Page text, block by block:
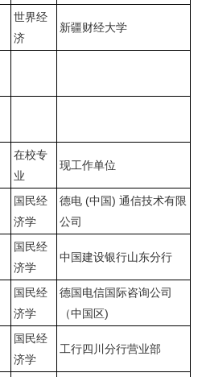
世界经
济
新疆财经大学
在校专
业
现工作单位
国民经
济学
德电 (中国) 通信技术有限
公司
国民经
济学
中国建设银行山东分行
国民经
济学
德国电信国际咨询公司
（中国区)
国民经
济学
工行四川分行营业部